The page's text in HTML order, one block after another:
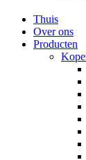
Thuis
Over ons
Producten